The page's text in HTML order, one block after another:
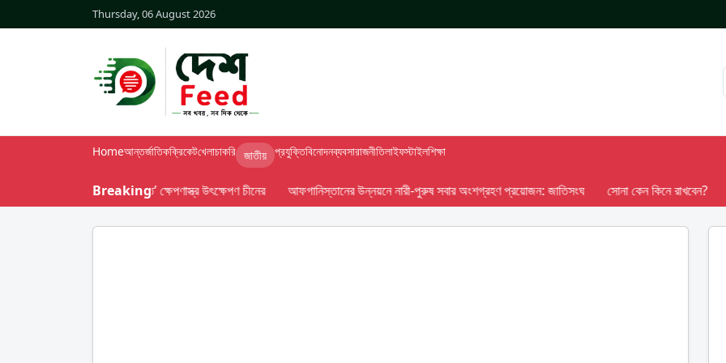
Thursday, 06 August 2026
Homeআন্তর্জাতিকক্রিকেটখেলাচাকরি জাতীয় প্রযুক্তিবিনোদনব্যবসারাজনীতিলাইফস্টাইলশিক্ষা
Breaking
পরীক্ষামূলক ‘কৌশলগত’ ক্ষেপণাস্ত্র উৎক্ষেপণ চীনের আফগানিস্তানের উন্নয়নে নারী-পুরুষ সবার অংশগ্রহণ প্রয়োজন: জাতিসংঘ সোনা কেন কিনে রাখবেন?